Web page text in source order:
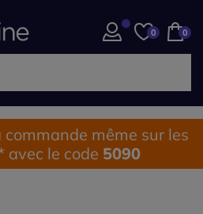
0 0
même sur les
avec le code 5090